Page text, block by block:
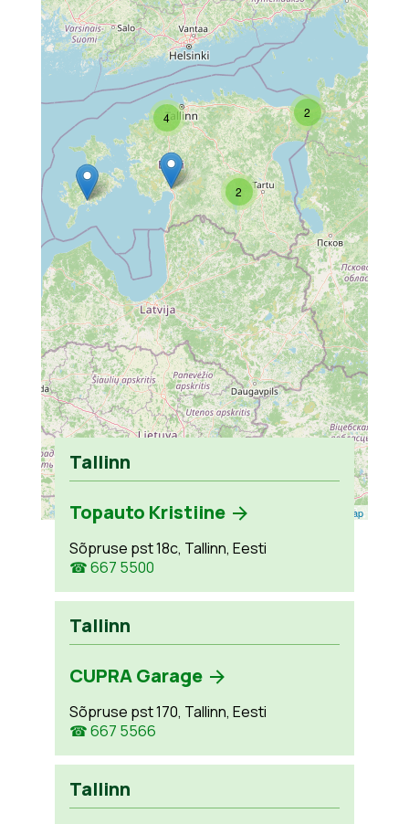
2
2
4
Leaflet OpenStreetMap
Tallinn
Topauto Kristiine
Sõpruse pst 18c, Tallinn, Eesti
☎ 667 5500
Tallinn
CUPRA Garage
Sõpruse pst 170, Tallinn, Eesti
☎ 667 5566
Tallinn